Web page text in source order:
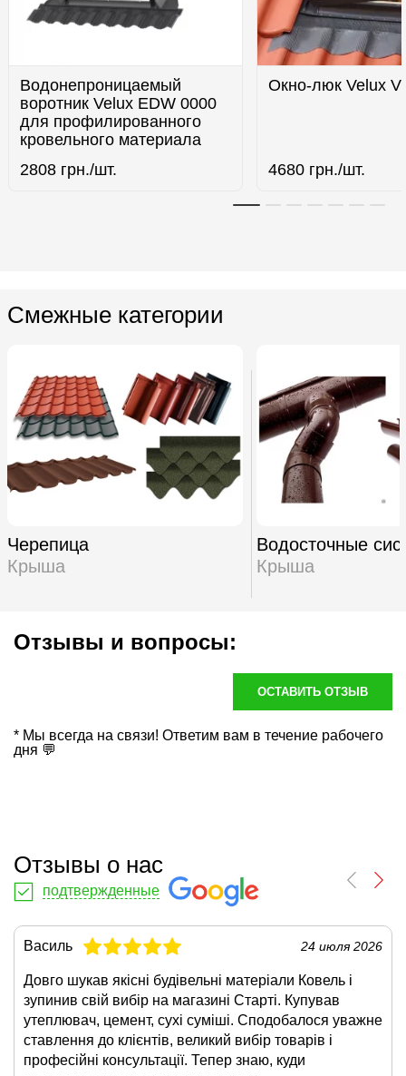
Водонепроницаемый
воротник Velux EDW 0000
для профилированного
кровельного материала
2808 грн./шт.
Окно-люк Velux
4680 грн./шт.
Смежные категории
Черепица
Крыша
Водосточные
Крыша
Отзывы и вопросы:
ОСТАВИТЬ ОТЗЫВ
* Мы всегда на связи! Ответим вам в течение рабочего
дня 💬
Отзывы о нас
подтвержденные
Василь 24 июля 2026
Довго шукав якісні будівельні матеріали Ковель і
зупинив свій вибір на магазині Старті. Купував
утеплювач, цемент, сухі суміші. Сподобалося уважне
ставлення до клієнтів, великий вибір товарів і
професійні консультації. Тепер знаю, куди